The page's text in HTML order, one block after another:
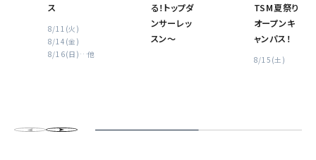
ス
8/11(火)
8/14(金)
8/16(日) …他
る！トップダ
ンサーレッ
スン〜
TSM夏祭り
オープンキ
ャンパス！
8/15(土)